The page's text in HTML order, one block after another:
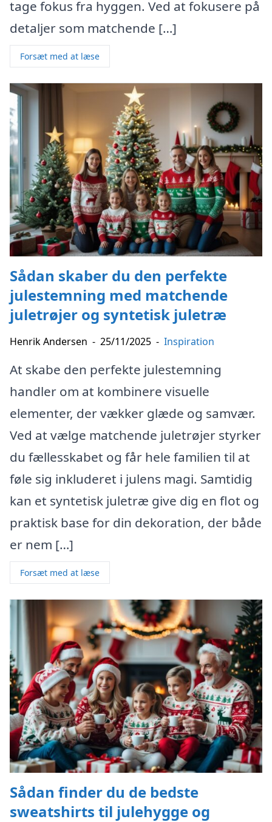
tage fokus fra hyggen. Ved at fokusere på
detaljer som matchende […]
Forsæt med at læse
Sådan skaber du den perfekte
julestemning med matchende
juletrøjer og syntetisk juletræ
Henrik Andersen - 25/11/2025 - Inspiration
At skabe den perfekte julestemning
handler om at kombinere visuelle
elementer, der vækker glæde og samvær.
Ved at vælge matchende juletrøjer styrker
du fællesskabet og får hele familien til at
føle sig inkluderet i julens magi. Samtidig
kan et syntetisk juletræ give dig en flot og
praktisk base for din dekoration, der både
er nem […]
Forsæt med at læse
Sådan finder du de bedste
sweatshirts til julehygge og